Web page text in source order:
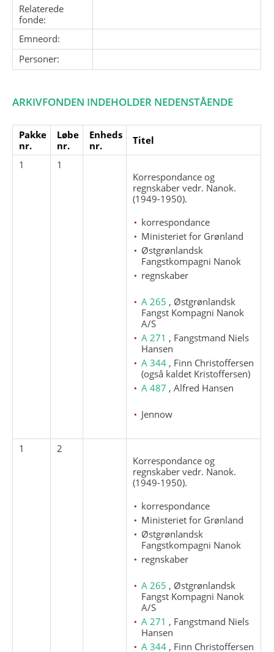
Relaterede
fonde:
Emneord:
Personer:
ARKIVFONDEN INDEHOLDER NEDENSTÅENDE
Pakke
nr.
Løbe
nr.
Enheds
nr.
Titel
1
1
Korrespondance og
regnskaber vedr. Nanok.
(1949-1950).
korrespondance
Ministeriet for Grønland
Østgrønlandsk
Fangstkompagni Nanok
regnskaber
A 265 , Østgrønlandsk
Fangst Kompagni Nanok
A/S
A 271 , Fangstmand Niels
Hansen
A 344 , Finn Christoffersen
(også kaldet Kristoffersen)
A 487 , Alfred Hansen
Jennow
1
2
Korrespondance og
regnskaber vedr. Nanok.
(1949-1950).
korrespondance
Ministeriet for Grønland
Østgrønlandsk
Fangstkompagni Nanok
regnskaber
A 265 , Østgrønlandsk
Fangst Kompagni Nanok
A/S
A 271 , Fangstmand Niels
Hansen
A 344 , Finn Christoffersen